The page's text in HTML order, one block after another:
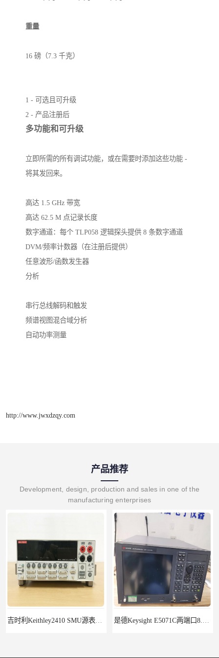
重量
16 磅（7.3 千克）
1 - 可选且可升级
2 - 产品注册后
多功能和可升级
立即所需的所有调试功能，或在需要时添加这些功能 -
将其发回来。
高达 1.5 GHz 带宽
高达 62.5 M 点记录长度
数字通道：每个 TLP058 逻辑探头提供 8 条数字通道
DVM/频率计数器（在注册后提供）
任意波形/函数发生器
分析
串行总线解码和触发
频谱视图混合域分析
自动功率测量
http://www.jwxdzqy.com
产品推荐
Development, design, production and sales in one of the
manufacturing enterprises
吉时利Keithley2410 SMU源表Keithley2420 是德Keysight E5071C两端口8.5G租赁